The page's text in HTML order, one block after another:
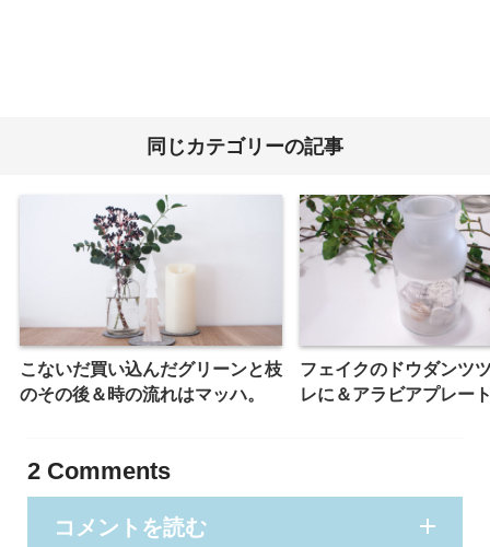
同じカテゴリーの記事
こないだ買い込んだグリーンと枝
のその後＆時の流れはマッハ。
フェイクのドウダンツ
レに＆アラビアプレー
2Comments
コメントを読む